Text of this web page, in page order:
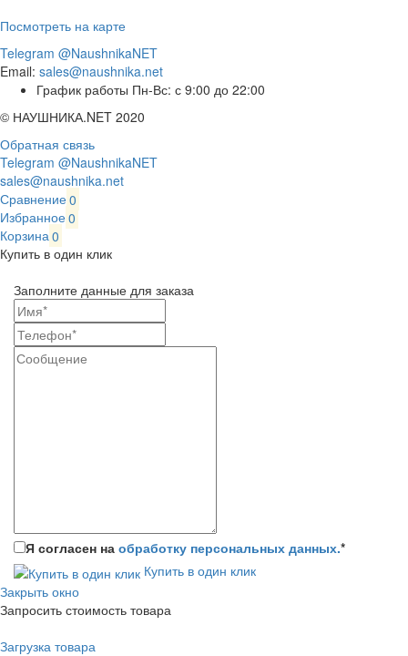
Посмотреть на карте
Telegram @NaushnikaNET
Email: sales@naushnika.net
График работы Пн-Вс: с 9:00 до 22:00
© НАУШНИКА.NET 2020
Обратная связь
Telegram @NaushnikaNET
sales@naushnika.net
Сравнение0
Избранное0
Корзина0
Купить в один клик
Заполните данные для заказа
Я согласен на обработку персональных данных.*
Купить в один клик
Закрыть окно
Запросить стоимость товара
Загрузка товара